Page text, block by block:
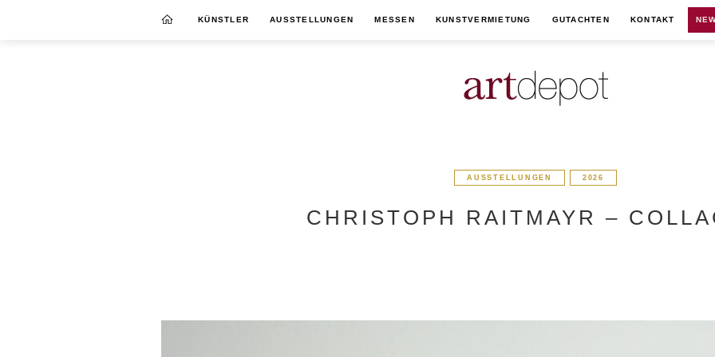
KÜNSTLER AUSSTELLUNGEN MESSEN KUNSTVERMIETUNG GUTACHTEN KONTAKT
AUSSTELLUNGEN 2026
CHRISTOPH RAITMAYR –